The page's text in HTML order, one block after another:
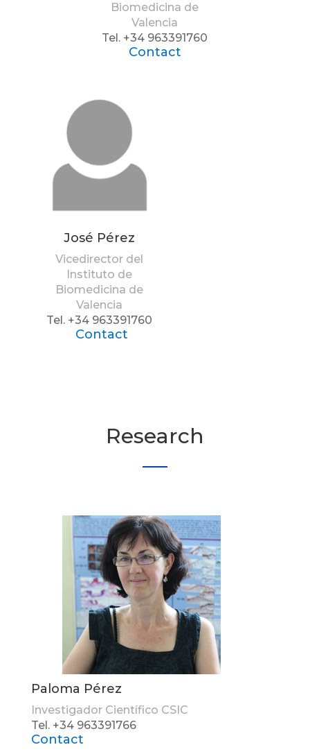
Biomedicina de
Valencia
Tel. +34 963391760
Contact
José Pérez
Vicedirector del
Instituto de
Biomedicina de
Valencia
Tel. +34 963391760
Contact
Research
Paloma Pérez
Investigador Científico CSIC
Tel. +34 963391766
Contact